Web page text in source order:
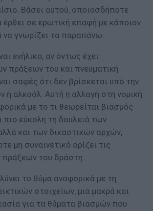
Βάσει αυτού, οποιοσδήποτε
έρθει σε ερωτική επαφή με κάποιον
να γνωρίζει τα παραπάνω.
ενήλικο, αν όντως έχει
πράξεων του και πνευματική
σαφές ότι δεν βρίσκεται υπό την
ή αλκοόλ. Αυτή η αλλαγή στη νομική
με το τι θεωρείται βιασμός
πιο εύκολη τη δουλειά των
και των δικαστικών αρχών,
μη συναινετικό ορίζει τις
πράξεων του δράστη.
το θύμα αναφορικά με τη
στοιχείων, μια μακρά και
για τα θύματα βιασμών που